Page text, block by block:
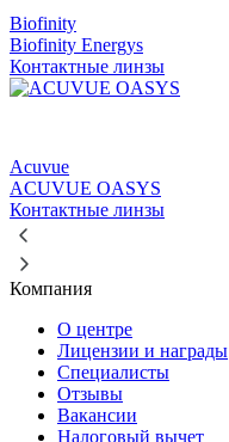
Biofinity
Biofinity Energys
Контактные линзы
Acuvue
ACUVUE OASYS
Контактные линзы
Компания
О центре
Лицензии и награды
Специалисты
Отзывы
Вакансии
Налоговый вычет